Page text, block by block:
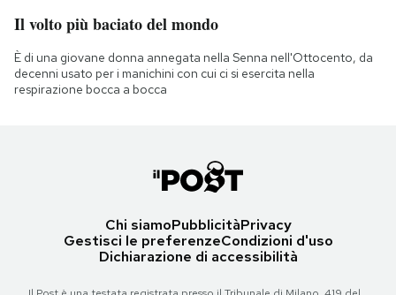
Il volto più baciato del mondo
È di una giovane donna annegata nella Senna nell'Ottocento, da
decenni usato per i manichini con cui ci si esercita nella
respirazione bocca a bocca
Chi siamoPubblicitàPrivacy
Gestisci le preferenzeCondizioni d'uso
Dichiarazione di accessibilità